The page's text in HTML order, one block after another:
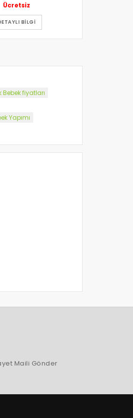
Ücretsiz
BILGI
Bebek fiyatları
Yapımı
Maili Gönder